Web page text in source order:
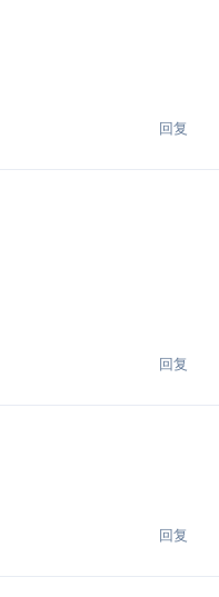
回复
回复
回复